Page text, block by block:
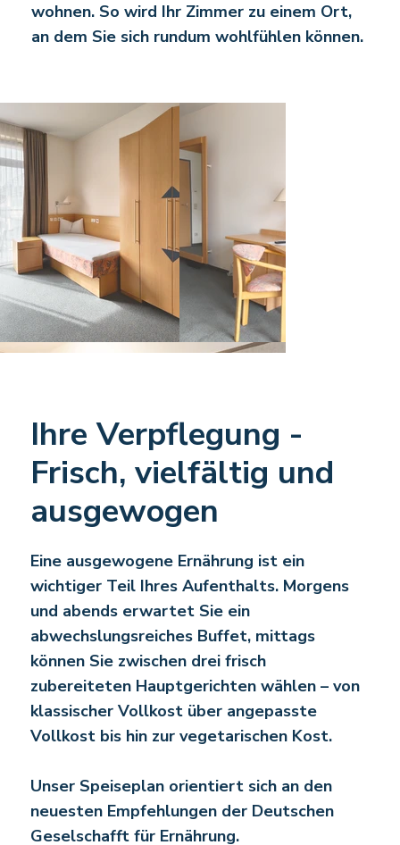
wohnen. So wird Ihr Zimmer zu einem Ort,
an dem Sie sich rundum wohlfühlen können.
Ihre Verpflegung -
Frisch, vielfältig und
ausgewogen
Eine ausgewogene Ernährung ist ein
wichtiger Teil Ihres Aufenthalts. Morgens
und abends erwartet Sie ein
abwechslungsreiches Buffet, mittags
können Sie zwischen drei frisch
zubereiteten Hauptgerichten wählen – von
klassischer Vollkost über angepasste
Vollkost bis hin zur vegetarischen Kost.
Unser Speiseplan orientiert sich an den
neuesten Empfehlungen der Deutschen
Geselschafft für Ernährung.